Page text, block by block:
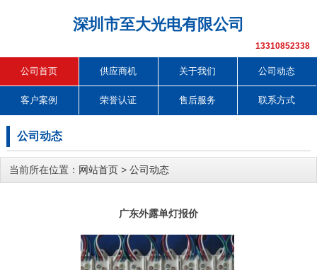
深圳市至大光电有限公司
13310852338
公司首页 供应商机 关于我们 公司动态
客户案例 荣誉认证 售后服务 联系方式
公司动态
当前所在位置： 网站首页 > 公司动态
广东外露单灯报价